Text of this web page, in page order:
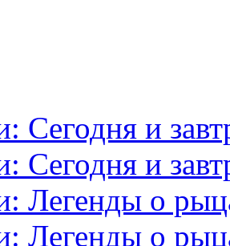
Сегодня и
Сегодня и
Легенды о
Легенды о